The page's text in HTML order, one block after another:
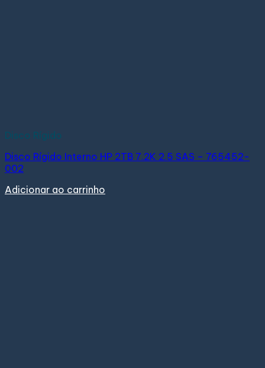
Disco Rígido
Disco Rígido Interno HP 2TB 7.2K 2.5 SAS – 765452-
002
Adicionar ao carrinho